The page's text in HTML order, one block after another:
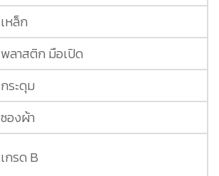
เหล็ก
พลาสติก มือเปิด
กระดุม
ซองผ้า
เกรด B